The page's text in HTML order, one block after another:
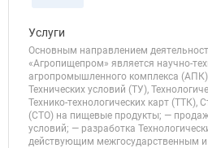
Услуги
Основным направлением
«Агропищепром» является научно-
агропромышленного комплекса
Технических условий (ТУ),
Технико-технологических карт (ТТК),
(СТО) на пищевые продукты; —
условий; — разработка
действующим межгосударственным